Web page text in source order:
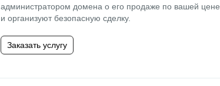
администратором домена о его продаже по вашей цене
и организуют безопасную сделку.
Заказать услугу